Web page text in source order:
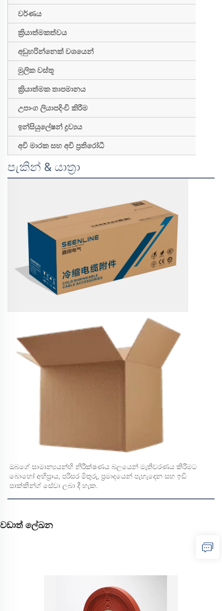
වර්ණය
ක්‍රියාත්මකත්වය
අඩුහරින්නෙක් වශයෙන්
මුලික වස්තූ
ක්‍රියාත්මක තාපමානය
උපාංග ලියාපදිංචි කිරීම
ඉන්සියුලේෂන් ද්‍රව්‍යය
අවි මාරක සහ අවි ප්‍රතිරෝධී
පැකින් & යාත්‍රා
ඔබගේ සාමාන්‍යයන්හි නිරීක්ෂණය බලයෙන් මැතිවරණය කිරීමට
බොහෝ අභිප්‍රාය, පරිසර මිතුරු, ප්‍රමාදයෙන් පැහැදෙන සහ ඉඩි
පාක්‍කින්ග් සේවා ලබා දී හැක.
වඩාත් ලේඛන